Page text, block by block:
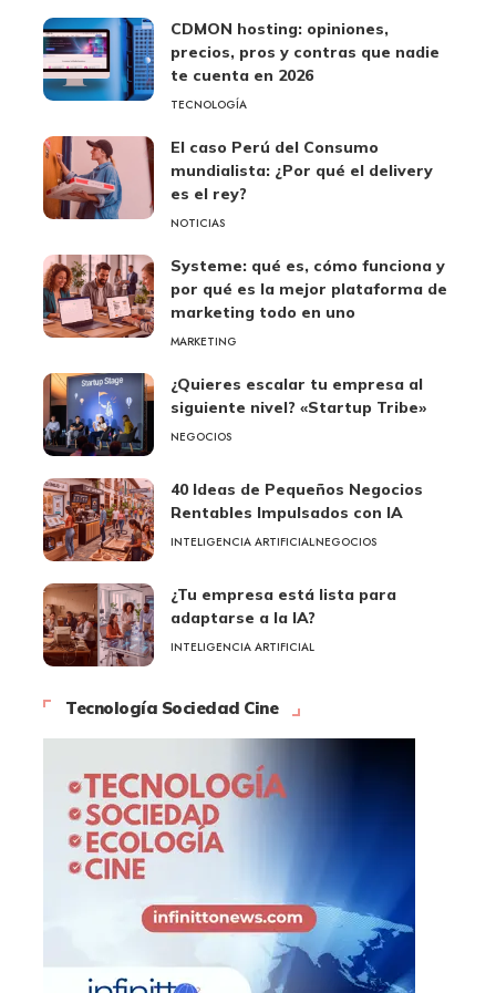
CDMON hosting: opiniones,
precios, pros y contras que nadie
te cuenta en 2026
TECNOLOGÍA
El caso Perú del Consumo
mundialista: ¿Por qué el delivery
es el rey?
NOTICIAS
Systeme: qué es, cómo funciona y
por qué es la mejor plataforma de
marketing todo en uno
MARKETING
¿Quieres escalar tu empresa al
siguiente nivel? «Startup Tribe»
NEGOCIOS
40 Ideas de Pequeños Negocios
Rentables Impulsados con IA
INTELIGENCIA ARTIFICIALNEGOCIOS
¿Tu empresa está lista para
adaptarse a la IA?
INTELIGENCIA ARTIFICIAL
Tecnología Sociedad Cine